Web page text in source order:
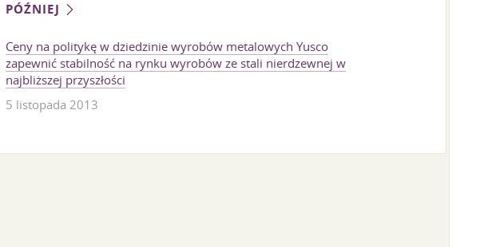
PÓŹNIEJ
Ceny na politykę w dziedzinie wyrobów metalowych Yusco
zapewnić stabilność na rynku wyrobów ze stali nierdzewnej w
najbliższej przyszłości
5 listopada 2013